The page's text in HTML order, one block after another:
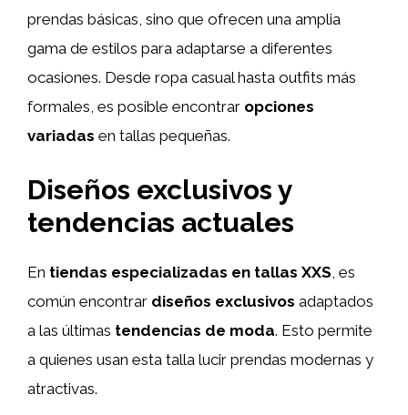
prendas básicas, sino que ofrecen una amplia
gama de estilos para adaptarse a diferentes
ocasiones. Desde ropa casual hasta outfits más
formales, es posible encontrar opciones
variadas en tallas pequeñas.
Diseños exclusivos y
tendencias actuales
En tiendas especializadas en tallas XXS , es
común encontrar diseños exclusivos adaptados
a las últimas tendencias de moda. Esto permite
a quienes usan esta talla lucir prendas modernas y
atractivas.